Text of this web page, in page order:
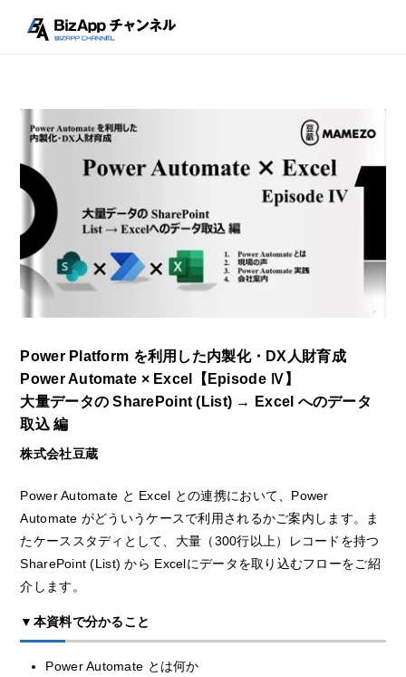
Power Platform を利用した内製化・DX人財育成
Power Automate × Excel【Episode Ⅳ】
大量データの SharePoint (List) → Excel へのデータ
取込 編
株式会社豆蔵
Power Automate と Excel との連携において、Power
Automate がどういうケースで利用されるかご案内します。ま
たケーススタディとして、大量（300行以上）レコードを持つ
SharePoint (List) から Excelにデータを取り込むフローをご紹
介します。
▼本資料で分かること
Power Automate とは何か